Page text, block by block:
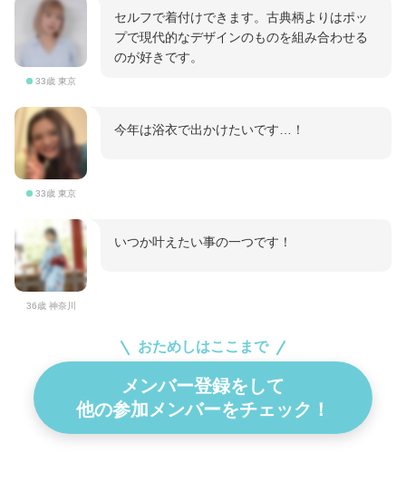
33歳 東京
セルフで着付けできます。古典柄よりはポッ
プで現代的なデザインのものを組み合わせる
のが好きです。
33歳 東京
今年は浴衣で出かけたいです…！
36歳 神奈川
いつか叶えたい事の一つです！
おためしはここまで
メンバー登録をして
他の参加メンバーをチェック！